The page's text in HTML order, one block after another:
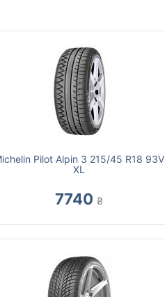
Pilot Alpin 3 215/45 R18 93V
XL
7740 ₴